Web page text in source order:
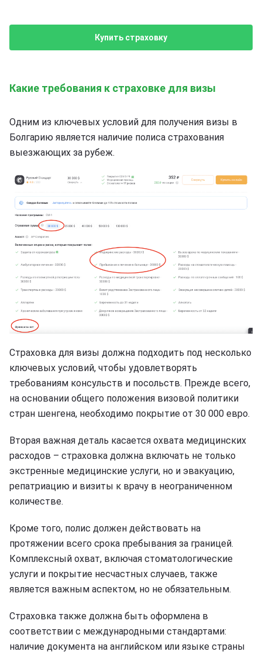
Купить страховку
Какие требования к страховке для визы
Одним из ключевых условий для получения визы в
Болгарию является наличие полиса страхования
выезжающих за рубеж.
Страховка для визы должна подходить под несколько
ключевых условий, чтобы удовлетворять
требованиям консульств и посольств. Прежде всего,
на основании общего положения визовой политики
стран шенгена, необходимо покрытие от 30 000 евро.
Вторая важная деталь касается охвата медицинских
расходов – страховка должна включать не только
экстренные медицинские услуги, но и эвакуацию,
репатриацию и визиты к врачу в неограниченном
количестве.
Кроме того, полис должен действовать на
протяжении всего срока пребывания за границей.
Комплексный охват, включая стоматологические
услуги и покрытие несчастных случаев, также
является важным аспектом, но не обязательным.
Страховка также должна быть оформлена в
соответствии с международными стандартами:
наличие документа на английском или языке страны